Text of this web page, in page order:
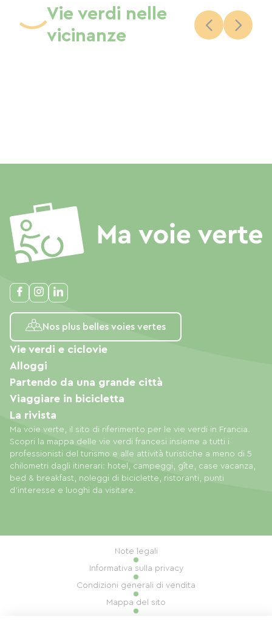
Vie verdi nelle
vicinanze
Nos plus belles voies vertes
Ma voie verte, il sito di riferimento per le vie verdi in Francia.
Scopri la mappa delle vie verdi francesi insieme a tutti i
professionisti del turismo e alle attività turistiche a meno di 5
chilometri dagli itinerari: hotel, campeggi, gîte, case vacanza,
bed & breakfast, noleggi di biciclette, ristoranti, punti
d'interesse e luoghi da visitare.
Vie verdi e ciclovie
Alloggi
Partendo da una grande città
Viaggiare in bicicletta
La rivista
Note legali
Informativa sulla privacy
Condizioni generali di vendita
Mappa del sito